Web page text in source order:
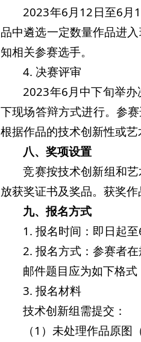
2023年6月12日至6月
品中遴选一定数量作品进
知相关参赛选手。
4. 决赛评审
2023年6月中下旬举
下现场答辩方式进行。参
根据作品的技术创新性或艺
八、奖项设置
竞赛按技术创新组和
放获奖证书及奖品。获奖作
九、报名方式
1. 报名时间：即日起至
2. 报名方式：参赛者
邮件题目应为如下格
3. 报名材料
技术创新组需提交：
（1）未处理作品原图